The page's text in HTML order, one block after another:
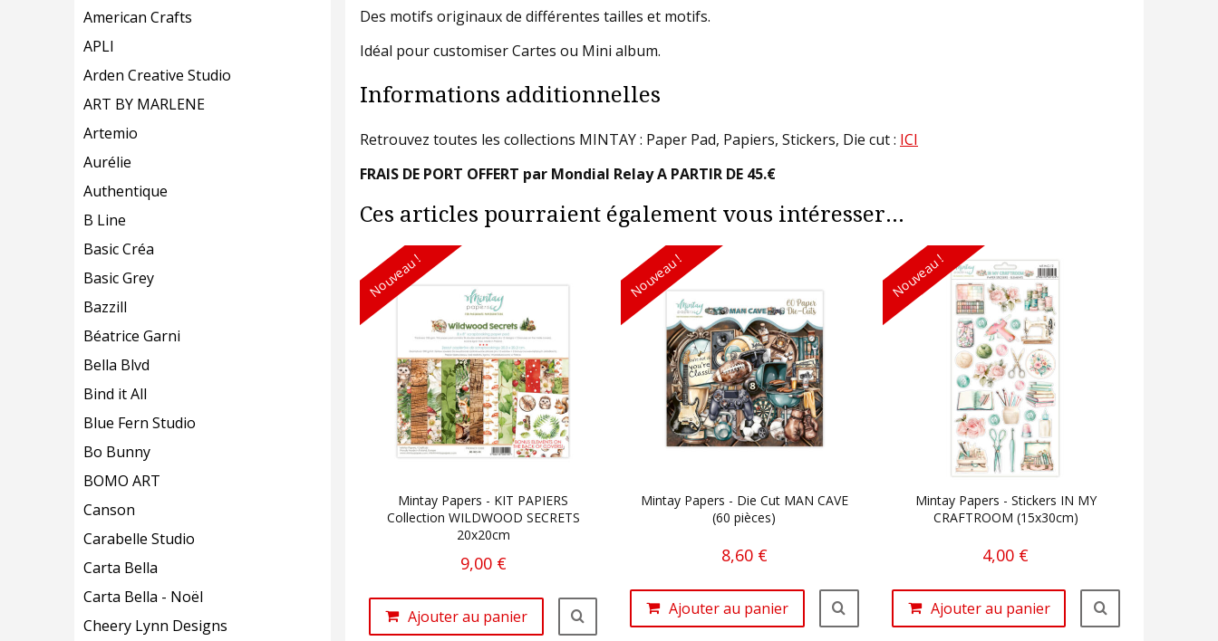
American Crafts
APLI
Arden Creative Studio
ART BY MARLENE
Artemio
Aurélie
Authentique
B Line
Basic Créa
Basic Grey
Bazzill
Béatrice Garni
Bella Blvd
Bind it All
Blue Fern Studio
Bo Bunny
BOMO ART
Canson
Carabelle Studio
Carta Bella
Carta Bella - Noël
Cheery Lynn Designs
Des motifs originaux de différentes tailles et motifs.
Idéal pour customiser Cartes ou Mini album.
Informations additionnelles
Retrouvez toutes les collections MINTAY : Paper Pad, Papiers, Stickers, Die cut : ICI
FRAIS DE PORT OFFERT par Mondial Relay A PARTIR DE 45.€
Ces articles pourraient également vous intéresser...
Nouveau !
Mintay Papers - KIT PAPIERS
Collection WILDWOOD SECRETS
20x20cm
9,00 €
Ajouter au panier
Nouveau !
Mintay Papers - Die Cut MAN CAVE
(60 pièces)
8,60 €
Ajouter au panier
Nouveau !
Mintay Papers - Stickers IN MY
CRAFTROOM (15x30cm)
4,00 €
Ajouter au panier